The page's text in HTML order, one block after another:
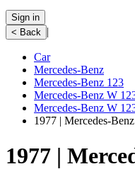
Sign in
< Back |
Car
Mercedes-Benz
Mercedes-Benz 123
Mercedes-Benz W
Mercedes-Benz W
1977 | Mercedes-
1977 |